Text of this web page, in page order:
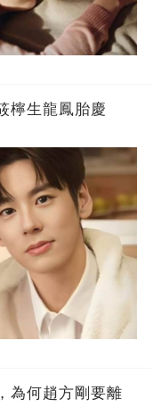
檸生龍鳳胎慶
為何趙方剛要離